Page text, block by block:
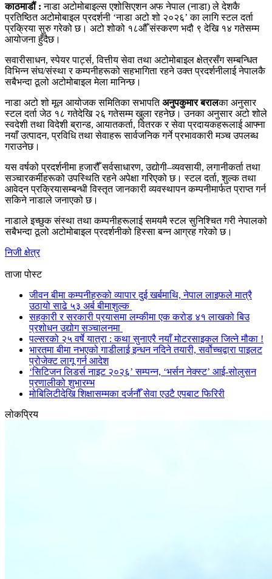
काठमाडौं : नाडा अटोमोबाइल्स एशोसिएशन अफ नेपाल (नाडा) ले देशकै
प्रतिष्ठित अटोमोबाइल प्रदर्शनी ‘नाडा अटो शो २०२६’ का लागि स्टल दर्ता
प्रक्रिया सुरु गरेको छ। अटो शोको १८औँ संस्करण भदौ ९ देखि १४ गतेसम्म
आयोजना हुँदैछ।
सवारीसाधन, स्पेयर पार्ट्स, वित्तीय सेवा तथा अटोमोबाइल क्षेत्रसँग सम्बन्धित
विभिन्न संघ/संस्था र कम्पनीहरूको सहभागिता रहने उक्त प्रदर्शनीलाई नेपालकै
सबैभन्दा ठूलो अटोमोबाइल मेला मानिन्छ।
नाडा अटो शो मूल आयोजक समितिका सभापतिअनुपकुमार बरालका अनुसार
स्टल दर्ता जेठ १८ गतेदेखि २६ गतेसम्म खुला रहनेछ। उनका अनुसार अटो शोले
स्वदेशी तथा विदेशी ब्रान्ड, आयातकर्ता, वितरक र सेवा प्रदायकहरूलाई आफ्ना
नयाँ उत्पादन, प्रविधि तथा सेवाहरू सार्वजनिक गर्ने प्रभावकारी मञ्च उपलब्ध
गराउनेछ।
यस वर्षको प्रदर्शनीमा हजारौँ सर्वसाधारण, उद्योगी–व्यवसायी, लगानीकर्ता तथा
सञ्चारकर्मीहरूको उपस्थिति रहने अपेक्षा गरिएको छ। स्टल दर्ता, शुल्क तथा
आवेदन प्रक्रियासम्बन्धी विस्तृत जानकारी व्यवस्थापन कम्पनीमार्फत प्राप्त गर्न
सकिने नाडाले जनाएको छ।
नाडाले इच्छुक संस्था तथा कम्पनीहरूलाई समयमै स्टल सुनिश्चित गरी नेपालको
सबैभन्दा ठूलो अटोमोबाइल प्रदर्शनीको हिस्सा बन्न आग्रह गरेको छ।
निजी क्षेत्र
ताजा पोस्ट
जीवन बीमा कम्पनीहरुको व्यापार दुई खर्बमाथि, नेपाल लाइफले मात्रै
उठायो साढे ५३ अर्ब बीमाशुल्क
सहकारी र सरकारी प्रयासमा लम्कीमा एक करोड ४१ लाखको बिउ
प्रशोधन उद्योग सञ्चालनमा
पल्सरको २५ वर्षे यात्रा : कथा सुनाएरै नयाँ मोटरसाइकल जित्ने मौका !
भारतमा बीमा नभएको गाडीलाई इन्धन नदिने तयारी, सर्वोच्चद्वारा पाइलट
प्रोजेक्ट लागू गर्न आदेश
‘सिटिजन लिडर्स नाइट २०२६’ सम्पन्न, ‘भर्सन नेक्स्ट’ आई-सोलुसन
प्रणालीको शुभारम्भ
मोबिलिटीदेखि शिक्षासम्मका दर्जनौँ सेवा एउटै एपबाट फिरिरी
लोकप्रिय